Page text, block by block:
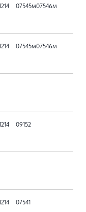
07545м07546м
07545м07546м
09152
07541